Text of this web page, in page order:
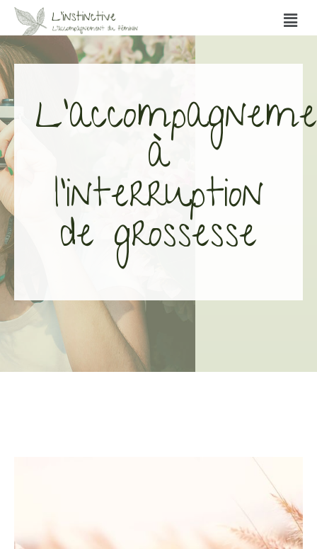
à
l'interruption
de grossesse